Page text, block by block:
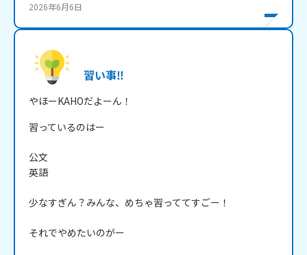
2026年6月6日
習い事‼️
習っているのはー
公文
英語
少なすぎん？みんな、めちゃ習っててすごー！
それでやめたいのがー